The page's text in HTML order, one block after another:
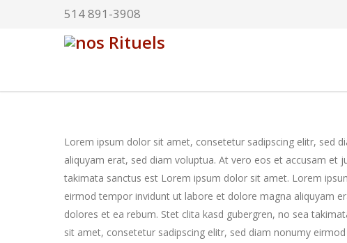
514 891-3908
Lorem ipsum dolor sit amet, consetetur sadipscing elitr, sed
aliquyam erat, sed diam voluptua. At vero eos et accusam et
takimata sanctus est Lorem ipsum dolor sit amet. Lorem
eirmod tempor invidunt ut labore et dolore magna aliquyam
dolores et ea rebum. Stet clita kasd gubergren, no sea
sit amet, consetetur sadipscing elitr, sed diam nonumy